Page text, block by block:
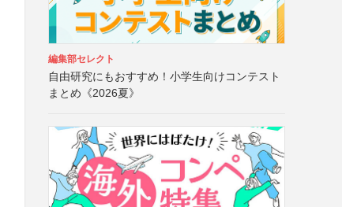
編集部セレクト
自由研究にもおすすめ！小学生向けコンテスト
まとめ《2026夏》